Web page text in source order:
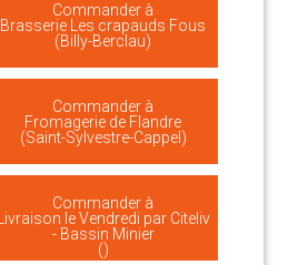
Commander à
Brasserie Les crapauds Fous
(Billy-Berclau)
Commander à
Fromagerie de Flandre
(Saint-Sylvestre-Cappel)
Commander à
Livraison le Vendredi par Citeliv
- Bassin Minier
()